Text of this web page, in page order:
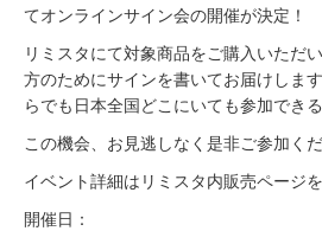
てオンラインサイン会の開催が決定！
リミスタにて対象商品をご購入いただ
方のためにサインを書いてお届けしま
らでも日本全国どこにいても参加でき
この機会、お見逃しなく是非ご参加くだ
イベント詳細はリミスタ内販売ページ
開催日：